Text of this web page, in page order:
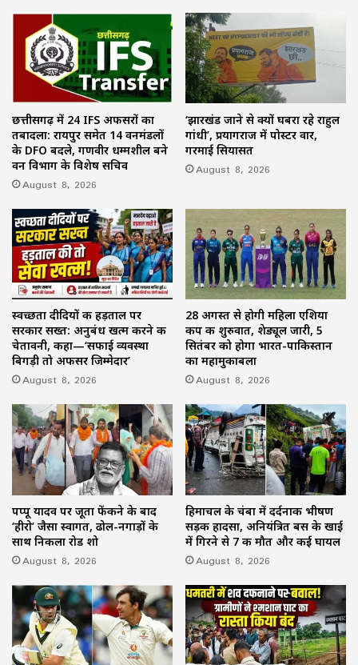
छत्तीसगढ़ में 24 IFS अफसरों का
तबादला: रायपुर समेत 14 वनमंडलों
के DFO बदले, गणवीर धम्मशील बने
वन विभाग के विशेष सचिव
August 8, 2026
‘झारखंड जाने से क्यों घबरा रहे राहुल
गांधी’, प्रयागराज में पोस्टर वार,
गरमाई सियासत
August 8, 2026
स्वच्छता दीदियों की हड़ताल पर
सरकार सख्त: अनुबंध खत्म करने की
चेतावनी, कहा—‘सफाई व्यवस्था
बिगड़ी तो अफसर जिम्मेदार’
August 8, 2026
28 अगस्त से होगी महिला एशिया
कप की शुरुवात, शेड्यूल जारी, 5
सितंबर को होगा भारत-पाकिस्तान
का महामुकाबला
August 8, 2026
पप्पू यादव पर जूता फेंकने के बाद
‘हीरो’ जैसा स्वागत, ढोल-नगाड़ों के
साथ निकला रोड शो
August 8, 2026
हिमाचल के चंबा में दर्दनाक भीषण
सड़क हादसा, अनियंत्रित बस के खाई
में गिरने से 7 की मौत और कई घायल
August 8, 2026